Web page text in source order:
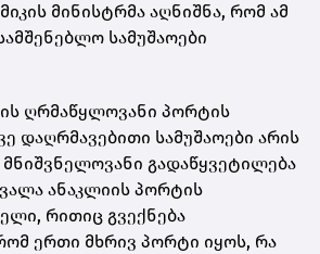
მინისტრმა აღნიშნა, რომ ამ
სამუშაოები
ღრმაწყლოვანი პორტის
დაღრმავებითი სამუშაოები არის
გადაწყვეტილება
ანაკლიის პორტის
რითიც გვექნება
ერთი მხრივ პორტი იყოს, რა